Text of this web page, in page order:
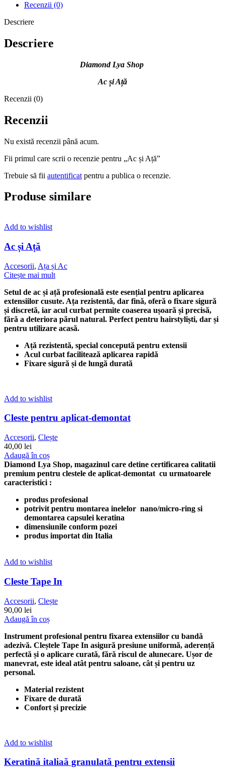
Recenzii (0)
Descriere
Descriere
Diamond Lya Shop
Ac și Ață
Recenzii (0)
Recenzii
Nu există recenzii până acum.
Fii primul care scrii o recenzie pentru „Ac și Ață”
Trebuie să fii autentificat pentru a publica o recenzie.
Produse similare
Add to wishlist
Ac și Ață
Accesorii, Ața și Ac
Citește mai mult
Setul de ac și ață profesională este esențial pentru aplicarea
extensiilor cusute. Ața rezistentă, dar fină, oferă o fixare sigură
și discretă, iar acul curbat permite coaserea ușoară și precisă,
fără a deteriora părul natural. Perfect pentru hairstyliști, dar și
pentru utilizare acasă.
Ață rezistentă, special concepută pentru extensii
Acul curbat facilitează aplicarea rapidă
Fixare sigură și de lungă durată
Add to wishlist
Cleste pentru aplicat-demontat
Accesorii, Clește
40,00 lei
Adaugă în coș
Diamond Lya Shop, magazinul care detine certificarea calitatii
premium pentru clestele de aplicat-demontat cu urmatoarele
caracteristici :
produs profesional
potrivit pentru montarea inelelor nano/micro-ring si
demontarea capsulei keratina
dimensiunile conform pozei
produs importat din Italia
Add to wishlist
Cleste Tape In
Accesorii, Clește
90,00 lei
Adaugă în coș
Instrument profesional pentru fixarea extensiilor cu bandă
adezivă. Cleștele Tape In asigură presiune uniformă, aderență
perfectă și o aplicare curată, fără riscul de alunecare. Ușor de
manevrat, este ideal atât pentru saloane, cât și pentru uz
personal.
Material rezistent
Fixare de durată
Confort și precizie
Add to wishlist
Keratină italiaă granulată pentru extensii